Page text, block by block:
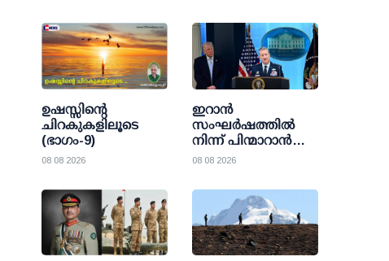
ശുഭാപ്തി
വിശ്വാസവുമായി
സാം ഓള്‍ട്ട്മാന്‍
ഉഷസ്സിന്റെ
ചിറകുകളിലൂടെ
(ഭാഗം-9)
08 08 2026
ഇറാന്‍
സംഘര്‍ഷത്തില്‍
നിന്ന് പിന്മാറാന്‍
യു.എസ് നീക്കം;
തേടി ട്രംപ്
ഭരണകൂടം
08 08 2026